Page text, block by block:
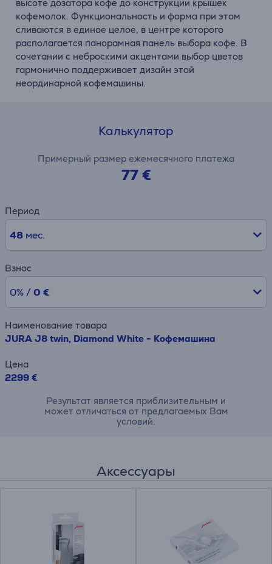
высоте дозатора кофе до конструкции крышек
кофемолок. Функциональность и форма при этом
сливаются в единое целое, в центре которого
располагается панорамная панель выбора кофе. В
сочетании с неброскими акцентами выбор цветов
гармонично поддерживает дизайн этой
неординарной кофемашины.
Калькулятор
Примерный размер ежемесячного платежа
77 €
Период
48мес.
Взнос
0% / 0 €
Наименование товара
JURA J8 twin, Diamond White - Кофемашина
Цена
2299 €
Результат является приблизительным и
может отличаться от предлагаемых Вам
условий.
Аксессуары